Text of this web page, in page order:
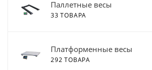
Паллетные весы
33 ТОВАРА
Платформенные весы
292 ТОВАРА